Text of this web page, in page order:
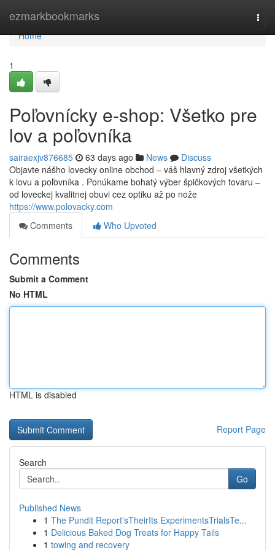
ezmarkbookmarks
Home
Home
1
Poľovnícky e-shop: Všetko pre
lov a poľovníka
sairaexjv876685 63 days ago News
Discuss
Objavte nášho lovecky online obchod – váš hlavný zdroj všetkých
k lovu a poľovníka . Ponúkame bohatý výber špičkových tovaru –
od loveckej kvalitnej obuvi cez optiku až po nože
https://www.polovacky.com
Comments
Who Upvoted
Comments
Submit a Comment
No HTML
HTML is disabled
Report Page
Search
Go
Published News
1 The Pundit Report'sTheirIts ExperimentsTrialsTe...
1 Delicious Baked Dog Treats for Happy Tails
1 towing and recovery